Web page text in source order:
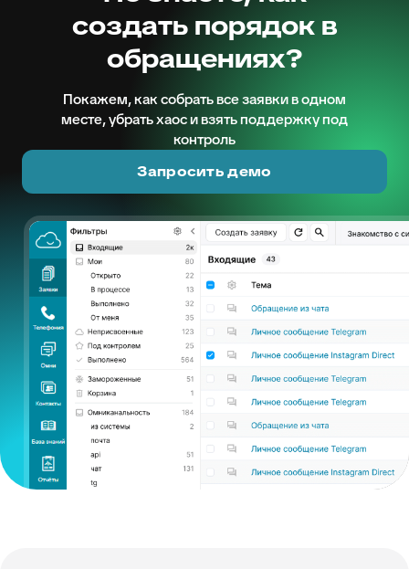
создать порядок в
обращениях?
Покажем, как собрать все заявки в одном
месте, убрать хаос и взять поддержку под
контроль
Запросить демо